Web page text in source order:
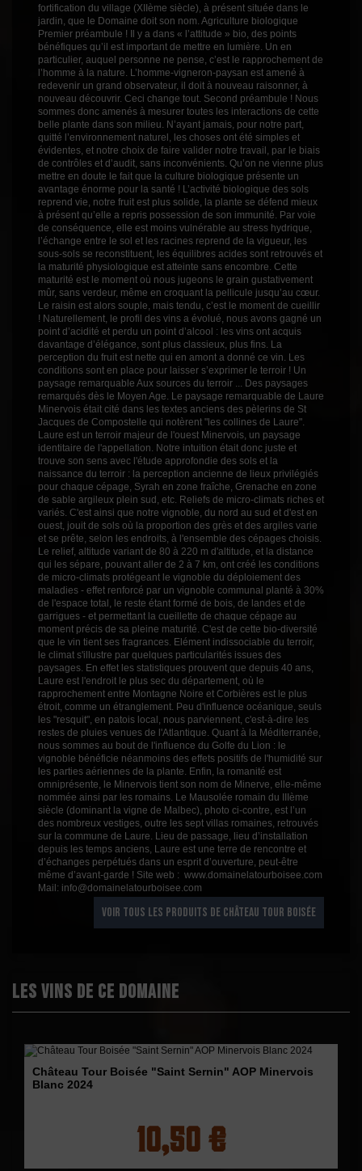
fortification du village (XIIème siècle), à présent située dans le
jardin, que le Domaine doit son nom. Agriculture biologique
Premier préambule ! Il y a dans « l’attitude » bio, des points
bénéfiques qu’il est important de mettre en lumière. Un en
particulier, auquel personne ne pense, c’est le rapprochement de
l’homme à la nature. L’homme-vigneron-paysan est amené à
redevenir un grand observateur, il doit à nouveau raisonner, à
nouveau découvrir. Ceci change tout. Second préambule ! Nous
sommes donc amenés à mesurer toutes les interactions de cette
belle plante dans son milieu. N’ayant jamais, pour notre part,
quitté l’environnement naturel, les choses ont été simples et
évidentes, et notre choix de faire valider notre travail, par le biais
de contrôles et d’audit, sans inconvénients. Qu’on ne vienne plus
mettre en doute le fait que la culture biologique présente un
avantage énorme pour la santé ! L’activité biologique des sols
reprend vie, notre fruit est plus solide, la plante se défend mieux
à présent qu’elle a repris possession de son immunité. Par voie
de conséquence, elle est moins vulnérable au stress hydrique,
l’échange entre le sol et les racines reprend de la vigueur, les
sous-sols se reconstituent, les équilibres acides sont retrouvés et
la maturité physiologique est atteinte sans encombre. Cette
maturité est le moment où nous jugeons le grain gustativement
mûr, sans verdeur, même en croquant la pellicule jusqu’au cœur.
Le raisin est alors souple, mais tendu, c’est le moment de cueillir
! Naturellement, le profil des vins a évolué, nous avons gagné un
point d’acidité et perdu un point d’alcool : les vins ont acquis
davantage d’élégance, sont plus classieux, plus fins. La
perception du fruit est nette qui en amont a donné ce vin. Les
conditions sont en place pour laisser s’exprimer le terroir ! Un
paysage remarquable Aux sources du terroir ... Des paysages
remarqués dès le Moyen Age. Le paysage remarquable de Laure
Minervois était cité dans les textes anciens des pèlerins de St
Jacques de Compostelle qui notèrent "les collines de Laure".
Laure est un terroir majeur de l'ouest Minervois, un paysage
identitaire de l'appellation. Notre intuition était donc juste et
trouve son sens avec l'étude approfondie des sols et la
naissance du terroir : la perception ancienne de lieux privilégiés
pour chaque cépage, Syrah en zone fraîche, Grenache en zone
de sable argileux plein sud, etc. Reliefs de micro-climats riches et
variés. C'est ainsi que notre vignoble, du nord au sud et d'est en
ouest, jouit de sols où la proportion des grès et des argiles varie
et se prête, selon les endroits, à l'ensemble des cépages choisis.
Le relief, altitude variant de 80 à 220 m d'altitude, et la distance
qui les sépare, pouvant aller de 2 à 7 km, ont créé les conditions
de micro-climats protégeant le vignoble du déploiement des
maladies - effet renforcé par un vignoble communal planté à 30%
de l'espace total, le reste étant formé de bois, de landes et de
garrigues - et permettant la cueillette de chaque cépage au
moment précis de sa pleine maturité. C'est de cette bio-diversité
que le vin tient ses fragrances. Elément indissociable du terroir,
le climat s'illustre par quelques particularités issues des
paysages. En effet les statistiques prouvent que depuis 40 ans,
Laure est l'endroit le plus sec du département, où le
rapprochement entre Montagne Noire et Corbières est le plus
étroit, comme un étranglement. Peu d'influence océanique, seuls
les "resquit", en patois local, nous parviennent, c'est-à-dire les
restes de pluies venues de l'Atlantique. Quant à la Méditerranée,
nous sommes au bout de l'influence du Golfe du Lion : le
vignoble bénéficie néanmoins des effets positifs de l'humidité sur
les parties aériennes de la plante. Enfin, la romanité est
omniprésente, le Minervois tient son nom de Minerve, elle-même
nommée ainsi par les romains. Le Mausolée romain du IIIème
siècle (dominant la vigne de Malbec), photo ci-contre, est l’un
des nombreux vestiges, outre les sept villas romaines, retrouvés
sur la commune de Laure. Lieu de passage, lieu d’installation
depuis les temps anciens, Laure est une terre de rencontre et
d’échanges perpétués dans un esprit d’ouverture, peut-être
même d’avant-garde ! Site web : www.domainelatourboisee.com
Mail: info@domainelatourboisee.com
VOIR TOUS LES PRODUITS DE CHÂTEAU TOUR BOISÉE
Les vins de ce domaine
Château Tour Boisée "Saint Sernin" AOP Minervois
Blanc 2024
10,50 €